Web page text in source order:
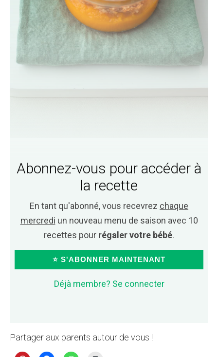
Abonnez-vous pour accéder à
la recette
En tant qu'abonné, vous recevrez chaque
mercredi un nouveau menu de saison avec 10
recettes pour régaler votre bébé.
⭐ S'ABONNER MAINTENANT
Déjà membre? Se connecter
Partager aux parents autour de vous !